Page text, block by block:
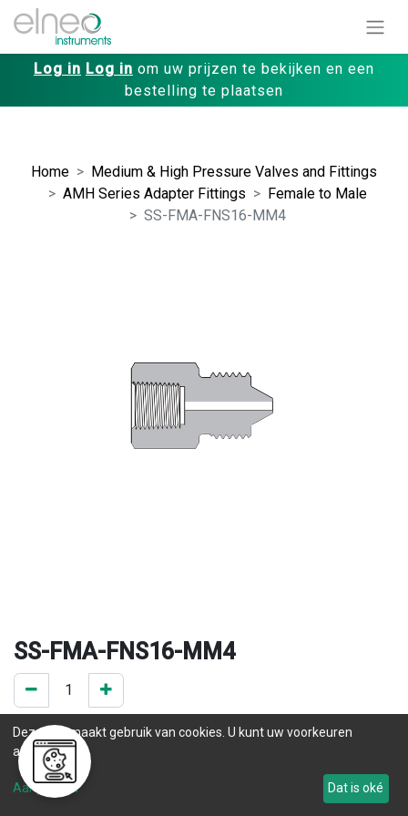
Log in Log in om uw prijzen te bekijken en een
bestelling te plaatsen
Home
Medium & High Pressure Valves and Fittings
AMH Series Adapter Fittings
Female to Male
SS-FMA-FNS16-MM4
SS-FMA-FNS16-MM4
0 ST op voorraad
.
Levertijd
Deze site maakt gebruik van cookies. U kunt uw voorkeuren
aanpassen.
Aanpassen Dat is oké